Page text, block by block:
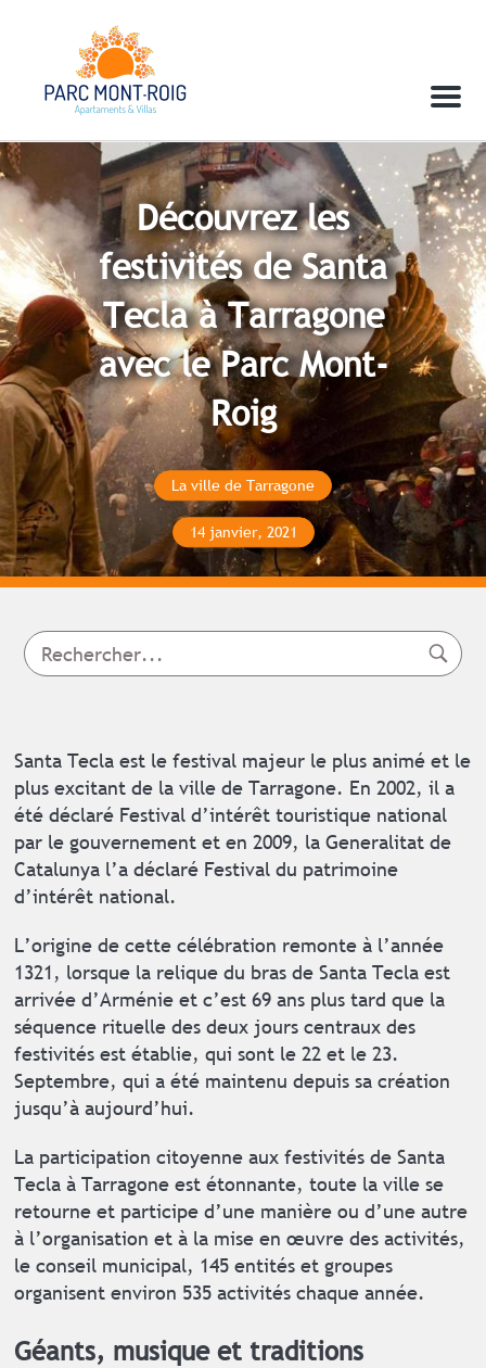
Menu
Découvrez les
festivités de Santa
Tecla à Tarragone
avec le Parc Mont-
Roig
La ville de Tarragone
14 janvier, 2021
Santa Tecla est le festival majeur le plus animé et le
plus excitant de la ville de Tarragone. En 2002, il a
été déclaré Festival d’intérêt touristique national
par le gouvernement et en 2009, la Generalitat de
Catalunya l’a déclaré Festival du patrimoine
d’intérêt national.
L’origine de cette célébration remonte à l’année
1321, lorsque la relique du bras de Santa Tecla est
arrivée d’Arménie et c’est 69 ans plus tard que la
séquence rituelle des deux jours centraux des
festivités est établie, qui sont le 22 et le 23.
Septembre, qui a été maintenu depuis sa création
jusqu’à aujourd’hui.
La participation citoyenne aux festivités de Santa
Tecla à Tarragone est étonnante, toute la ville se
retourne et participe d’une manière ou d’une autre
à l’organisation et à la mise en œuvre des activités,
le conseil municipal, 145 entités et groupes
organisent environ 535 activités chaque année.
Géants, musique et traditions